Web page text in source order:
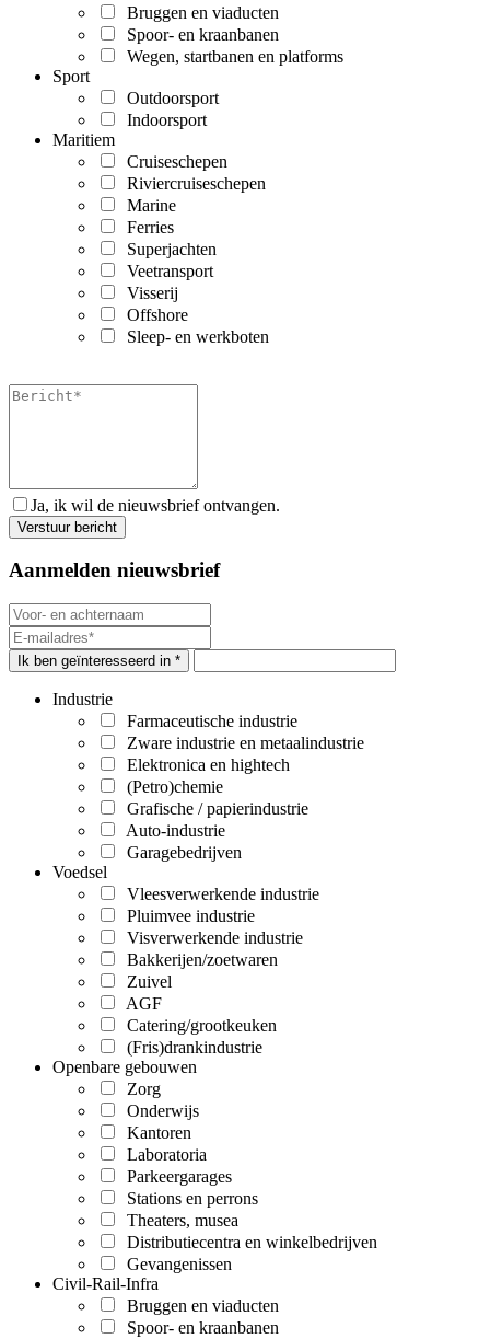
Bruggen en viaducten
Spoor- en kraanbanen
Wegen, startbanen en platforms
Sport
Outdoorsport
Indoorsport
Maritiem
Cruiseschepen
Riviercruiseschepen
Marine
Ferries
Superjachten
Veetransport
Visserij
Offshore
Sleep- en werkboten
Ja, ik wil de nieuwsbrief ontvangen.
Aanmelden nieuwsbrief
Ik ben geïnteresseerd in *
Industrie
Farmaceutische industrie
Zware industrie en metaalindustrie
Elektronica en hightech
(Petro)chemie
Grafische / papierindustrie
Auto-industrie
Garagebedrijven
Voedsel
Vleesverwerkende industrie
Pluimvee industrie
Visverwerkende industrie
Bakkerijen/zoetwaren
Zuivel
AGF
Catering/grootkeuken
(Fris)drankindustrie
Openbare gebouwen
Zorg
Onderwijs
Kantoren
Laboratoria
Parkeergarages
Stations en perrons
Theaters, musea
Distributiecentra en winkelbedrijven
Gevangenissen
Civil-Rail-Infra
Bruggen en viaducten
Spoor- en kraanbanen